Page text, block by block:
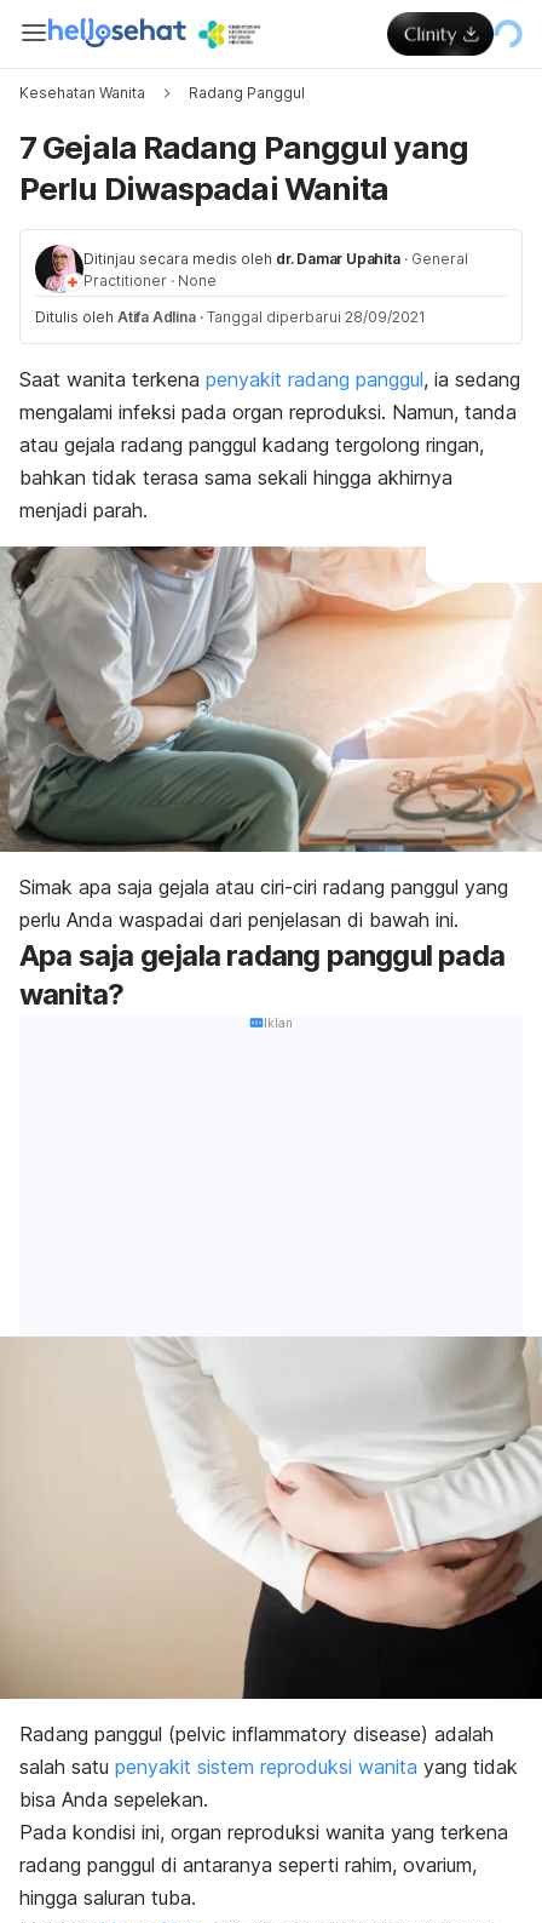
Kesehatan Wanita Radang Panggul
7 Gejala Radang Panggul yang
Perlu Diwaspadai Wanita
Ditinjau secara medis oleh dr. Damar Upahita · General
Practitioner · None
Ditulis oleh Atifa Adlina · Tanggal diperbarui 28/09/2021
Saat wanita terkena penyakit radang panggul, ia sedang
mengalami infeksi pada organ reproduksi. Namun, tanda
atau gejala radang panggul kadang tergolong ringan,
bahkan tidak terasa sama sekali hingga akhirnya
menjadi parah.
Simak apa saja gejala atau ciri-ciri radang panggul yang
perlu Anda waspadai dari penjelasan di bawah ini.
Apa saja gejala radang panggul pada
wanita?
Iklan
Radang panggul (pelvic inflammatory disease) adalah
salah satu penyakit sistem reproduksi wanita yang tidak
bisa Anda sepelekan.
Pada kondisi ini, organ reproduksi wanita yang terkena
radang panggul di antaranya seperti rahim, ovarium,
hingga saluran tuba.